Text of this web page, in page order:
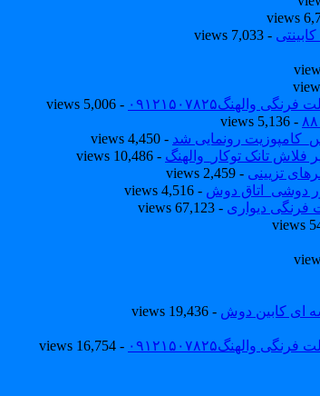
- 7,033 views
- 5,006 views
- 5,136 views
رونمایی شد - 4,450 views
فلاش تانک توکار_والهنگ - 10,486 views
تزیینی - 2,459 views
دوشی_اتاق دوش - 4,516 views
فرنگی دیواری - 67,123 views
ای کابین دوش - 19,436 views
- 16,754 views